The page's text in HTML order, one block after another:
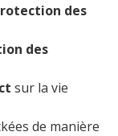
des
des
sur la vie
de manière